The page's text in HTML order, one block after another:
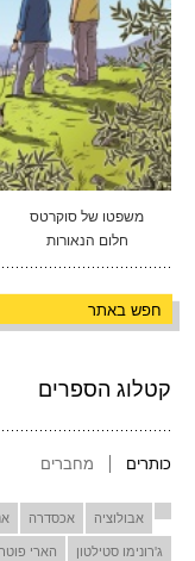
קטלוג הספרים
כותרים מחברים
אבולוציה אכסדרה
ג'רונימו סטילטון הארי פוטר
משפטו של סוקרטס
חלום הנאורות